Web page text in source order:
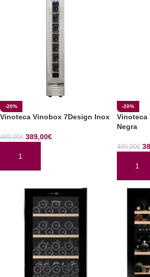
-20%
Vinoteca Vinobox 7Design Inox
489,00€ 389,00€
AÑADIR AL CARRITO
-20%
Vinoteca
Negra
489,00€